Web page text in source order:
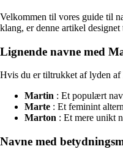
Velkommen til vores guide til
klang, er denne artikel
Lignende navne med
Hvis du er tiltrukket af lyden af
Martin : Et populært
Marte : Et feminint
Marton : Et mere unikt
Navne med